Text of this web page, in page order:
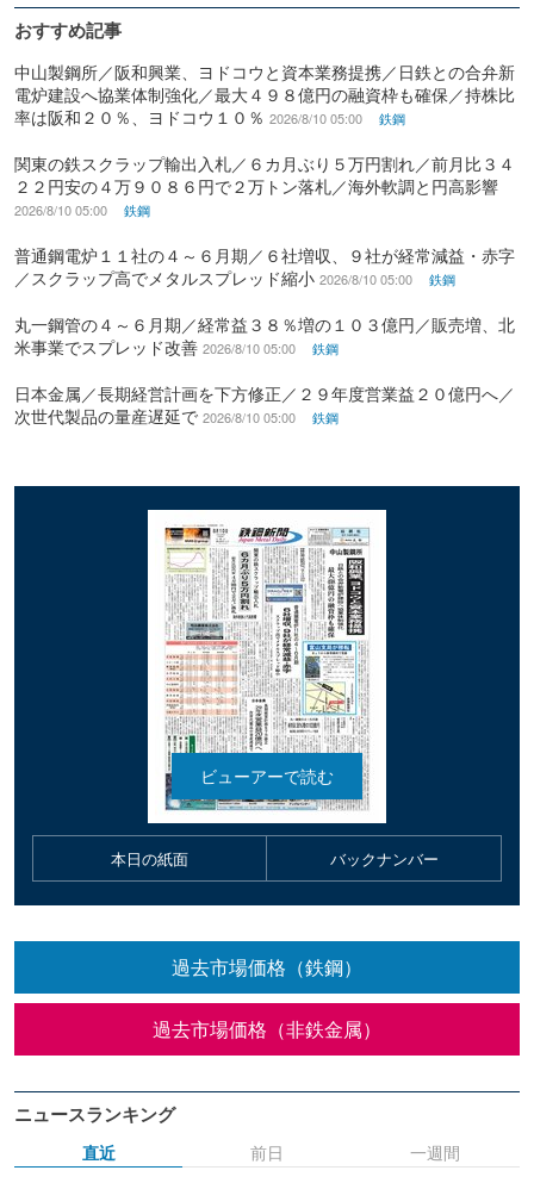
おすすめ記事
中山製鋼所／阪和興業、ヨドコウと資本業務提携／日鉄との合弁新
電炉建設へ協業体制強化／最大４９８億円の融資枠も確保／持株比
率は阪和２０％、ヨドコウ１０％ 2026/8/10 05:00 鉄鋼
関東の鉄スクラップ輸出入札／６カ月ぶり５万円割れ／前月比３４
２２円安の４万９０８６円で２万トン落札／海外軟調と円高影響
2026/8/10 05:00 鉄鋼
普通鋼電炉１１社の４～６月期／６社増収、９社が経常減益・赤字
／スクラップ高でメタルスプレッド縮小 2026/8/10 05:00 鉄鋼
丸一鋼管の４～６月期／経常益３８％増の１０３億円／販売増、北
米事業でスプレッド改善 2026/8/10 05:00 鉄鋼
日本金属／長期経営計画を下方修正／２９年度営業益２０億円へ／
次世代製品の量産遅延で 2026/8/10 05:00 鉄鋼
本日の紙面 バックナンバー
過去市場価格（鉄鋼）
過去市場価格（非鉄金属）
ニュースランキング
直近
前日 一週間